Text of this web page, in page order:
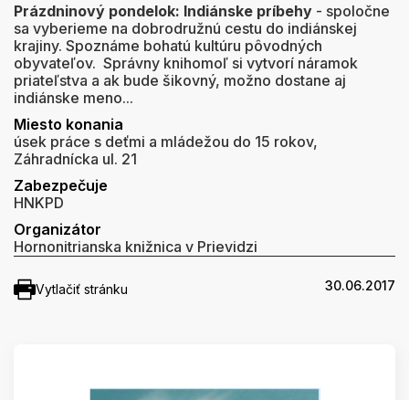
Prázdninový pondelok: Indiánske príbehy - spoločne
sa vyberieme na dobrodružnú cestu do indiánskej
krajiny. Spoznáme bohatú kultúru pôvodných
obyvateľov. Správny knihomoľ si vytvorí náramok
priateľstva a ak bude šikovný, možno dostane aj
indiánske meno...
Miesto konania
úsek práce s deťmi a mládežou do 15 rokov,
Záhradnícka ul. 21
Zabezpečuje
HNKPD
Organizátor
Hornonitrianska knižnica v Prievidzi
Vytlačiť stránku 30.06.2017